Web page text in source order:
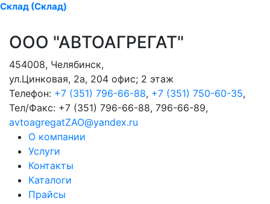
Склад (Склад)
ООО "АВТОАГРЕГАТ"
454008, Челябинск,
ул.Цинковая, 2а, 204 офис; 2 этаж
Телефон: +7 (351) 796-66-88, +7 (351) 750-60-35,
Тел/Факс: +7 (351) 796-66-88, 796-66-89,
avtoagregatZAO@yandex.ru
О компании
Услуги
Контакты
Каталоги
Прайсы